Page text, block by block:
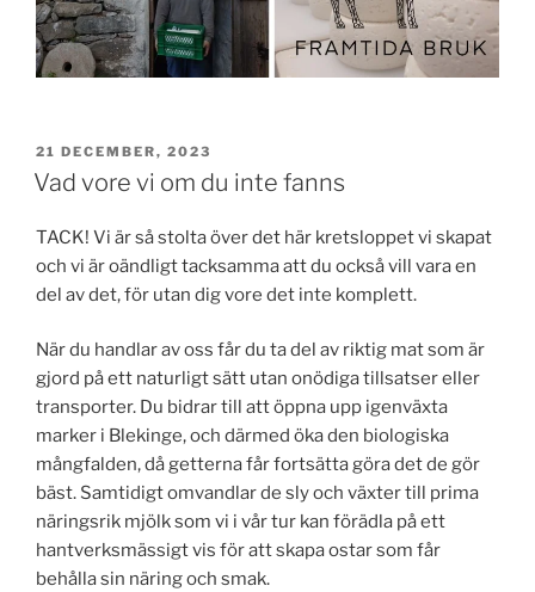
PUBLICERAT
21 DECEMBER, 2023
Vad vore vi om du inte fanns
TACK! Vi är så stolta över det här kretsloppet vi skapat
och vi är oändligt tacksamma att du också vill vara en
del av det, för utan dig vore det inte komplett.
När du handlar av oss får du ta del av riktig mat som är
gjord på ett naturligt sätt utan onödiga tillsatser eller
transporter. Du bidrar till att öppna upp igenväxta
marker i Blekinge, och därmed öka den biologiska
mångfalden, då getterna får fortsätta göra det de gör
bäst. Samtidigt omvandlar de sly och växter till prima
näringsrik mjölk som vi i vår tur kan förädla på ett
hantverksmässigt vis för att skapa ostar som får
behålla sin näring och smak.